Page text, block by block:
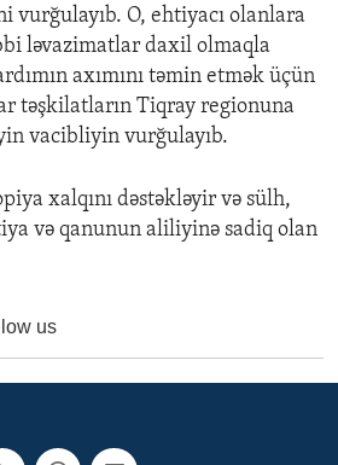
vurğulayıb. O, ehtiyacı olanlara
ləvazimatlar daxil olmaqla
axımını təmin etmək üçün
təşkilatların Tiqray regionuna
vacibliyin vurğulayıb.
xalqını dəstəkləyir və sülh,
və qanunun aliliyinə sadiq olan
us